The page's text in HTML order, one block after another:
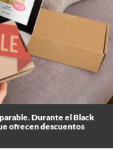
Durante el Black
ofrecen descuentos